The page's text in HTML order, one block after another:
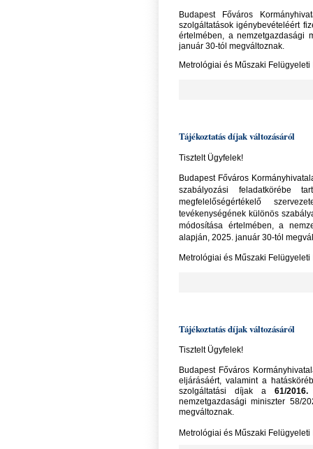
Budapest Főváros
szolgáltatások igénybevételéért
értelmében, a nemzetgazdasági
január 30-tól megváltoznak.
Metrológiai és Műszaki Felügyeleti
Tájékoztatás díjak változásáról
Tisztelt Ügyfelek!
Budapest Főváros
szabályozási feladatkörébe
megfelelőségértékelő
tevékenységének különös
módosítása értelmében, a
alapján, 2025. január 30-tól
Metrológiai és Műszaki Felügyeleti
Tájékoztatás díjak változásáról
Tisztelt Ügyfelek!
Budapest Főváros
eljárásáért, valamint a
szolgáltatási díjak a 61/
nemzetgazdasági miniszter 58/
megváltoznak.
Metrológiai és Műszaki Felügyeleti